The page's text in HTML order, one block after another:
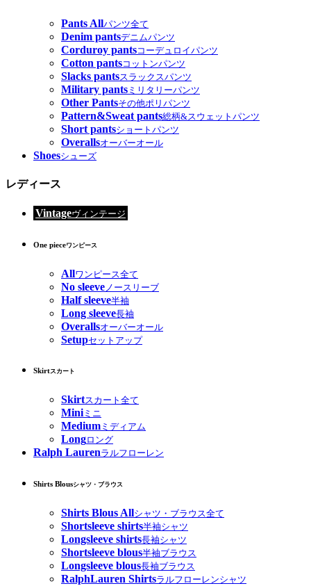
Pants Allパンツ全て
Denim pantsデニムパンツ
Corduroy pantsコーデュロイパンツ
Cotton pantsコットンパンツ
Slacks pantsスラックスパンツ
Military pants ミリタリーパンツ
Other Pantsその他ポリパンツ
Pattern&Sweat pants総柄&スウェットパンツ
Short pantsショートパンツ
Overallsオーバーオール
Shoesシューズ
レディース
Vintageヴィンテージ
One pieceワンピース
Allワンピース全て
No sleeve ノースリーブ
Half sleeve半袖
Long sleeve長袖
Overallsオーバーオール
Setupセットアップ
Skirtスカート
Skirtスカート全て
Miniミニ
Medium ミディアム
Longロング
Ralph Laurenラルフローレン
Shirts Blousシャツ・ブラウス
Shirts Blous Allシャツ・ブラウス全て
Shortsleeve shirts半袖シャツ
Longsleeve shirts長袖シャツ
Shortsleeve blous半袖ブラウス
Longsleeve blous長袖ブラウス
RalphLauren Shirtsラルフローレンシャツ